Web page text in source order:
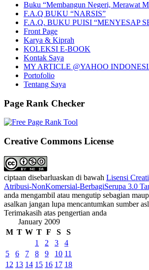
Buku “Membangun Negeri, Merawat
F.A.Q BUKU “NARSIS”
F.A.Q. BUKU PUISI “MENYESAP
Front Page
Karya & Kiprah
KOLEKSI E-BOOK
Kontak Saya
MY ARTICLE @YAHOO
Portofolio
Tentang Saya
Page Rank Checker
Creative Commons License
ciptaan disebarluaskan di bawah Lisensi
Atribusi-NonKomersial-BerbagiSerupa 3.0
anda mengambil atau mengutip sebagian
asalkan jangan lupa mencantumkan sumber
Terimakasih atas pengertian anda
January 2009
M T W T F S
S
1
2 3
4
5
6 7 8 9 10 11
12 13 14 15 16 17 18